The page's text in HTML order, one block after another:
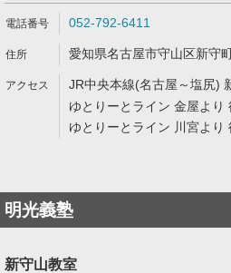
052-792-6411
愛知県名古屋市守山区新守
JR中央本線(名古屋～塩尻)
ゆとりーとライン 金屋より
ゆとりーとライン 川宮より
明光義塾
新守山教室